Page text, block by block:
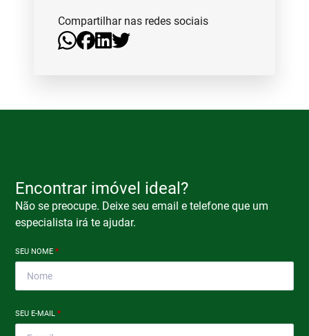
Compartilhar nas redes sociais
Encontrar imóvel ideal?
Não se preocupe. Deixe seu email e telefone que um
especialista irá te ajudar.
SEU NOME*
SEU E-MAIL*